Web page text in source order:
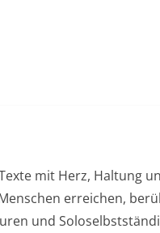
mit Herz, Haltung
erreichen,
und